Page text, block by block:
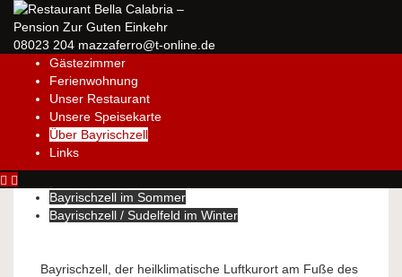
08023 204 mazzaferro@t-online.de
Gästezimmer
Ferienwohnung
Unser Restaurant
Unsere Speisekarte
Über Bayrischzell
Links
Bayrischzell im Sommer
Bayrischzell / Sudelfeld im Winter
Bayrischzell, der heilklimatische Luftkurort am Fuße des